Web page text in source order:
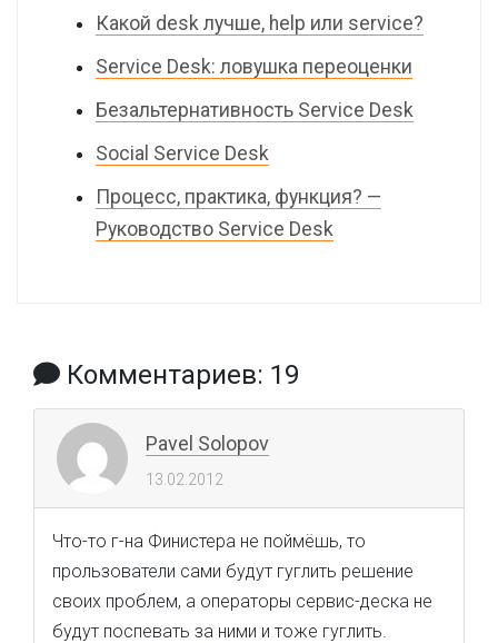
Какой desk лучше, help или service?
Service Desk: ловушка переоценки
Безальтернативность Service Desk
Social Service Desk
Процесс, практика, функция? —
Руководство Service Desk
Комментариев: 19
Pavel Solopov
13.02.2012
Что-то г-на Финистера не поймёшь, то
прользователи сами будут гуглить решение
своих проблем, а операторы сервис-деска не
будут поспевать за ними и тоже гуглить.